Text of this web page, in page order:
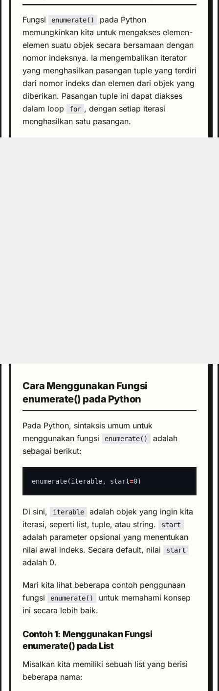
Fungsi enumerate()
pada Python
memungkinkan kita untuk mengakses elemen-
elemen suatu objek secara bersamaan dengan
nomor indeksnya. Ia mengembalikan iterator
yang menghasilkan pasangan tuple yang terdiri
dari nomor indeks dan elemen dari objek yang
diberikan. Pasangan tuple ini dapat diakses
dalam loop
for , dengan setiap iterasi
menghasilkan satu pasangan.
Cara Menggunakan Fungsi
enumerate() pada Python
Pada Python, sintaksis umum untuk
menggunakan fungsi
enumerate()
adalah
sebagai berikut:
enumerate(iterable, start=0
Di sini, iterable
adalah objek yang ingin kita
iterasi, seperti list, tuple, atau string.
start
adalah parameter opsional yang menentukan
nilai awal indeks. Secara default, nilai
start
adalah 0.
Mari kita lihat beberapa contoh penggunaan
fungsi
enumerate()
untuk memahami konsep
ini secara lebih baik.
Contoh 1: Menggunakan Fungsi
enumerate() pada List
Misalkan kita memiliki sebuah list yang berisi
beberapa nama: